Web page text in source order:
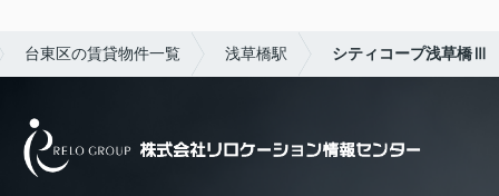
台東区の賃貸物件一覧 浅草橋駅 シティコープ浅草橋Ⅲ